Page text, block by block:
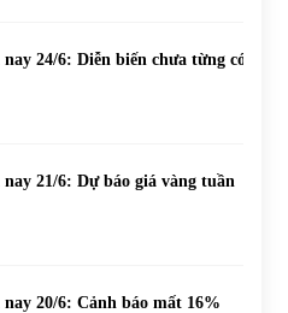
24/6: Diễn biến chưa từng có
21/6: Dự báo giá vàng tuần
20/6: Cảnh báo mất 16%